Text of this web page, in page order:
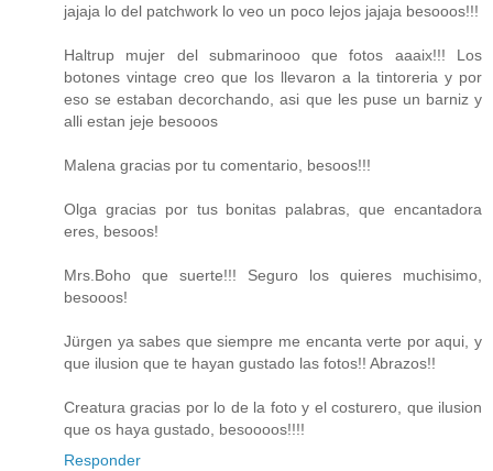
jajaja lo del patchwork lo veo un poco lejos jajaja besooos!!!
Haltrup mujer del submarinooo que fotos aaaix!!! Los
botones vintage creo que los llevaron a la tintoreria y por
eso se estaban decorchando, asi que les puse un barniz y
alli estan jeje besooos
Malena gracias por tu comentario, besoos!!!
Olga gracias por tus bonitas palabras, que encantadora
eres, besoos!
Mrs.Boho que suerte!!! Seguro los quieres muchisimo,
besooos!
Jürgen ya sabes que siempre me encanta verte por aqui, y
que ilusion que te hayan gustado las fotos!! Abrazos!!
Creatura gracias por lo de la foto y el costurero, que ilusion
que os haya gustado, besoooos!!!!
Responder